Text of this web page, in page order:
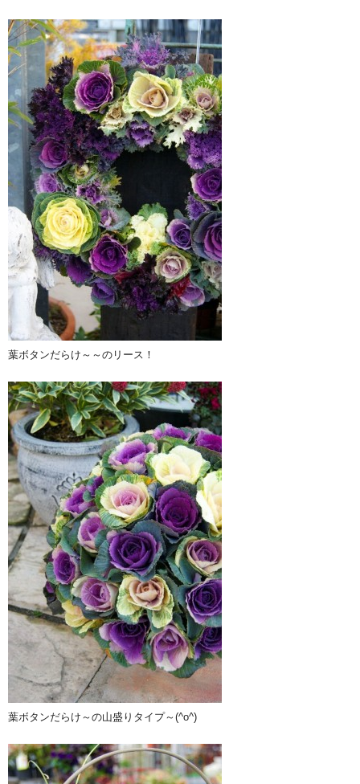
葉ボタンだらけ～～のリース！
葉ボタンだらけ～の山盛りタイプ～(^o^)